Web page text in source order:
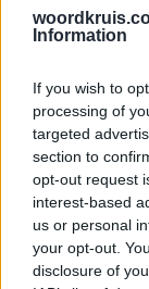
Information
If you wish to
processing of
targeted
section to
opt-out request
interest-based
us or personal
your opt-out.
disclosure of
G
U L
I
G E
L
I G
L
I T
G
E
L